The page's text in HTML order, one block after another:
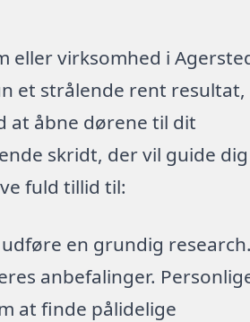
virksomhed i
et strålende rent resultat,
at åbne dørene til dit
skridt, der vil guide dig
fuld tillid til:
en grundig
anbefalinger.
at finde pålidelige